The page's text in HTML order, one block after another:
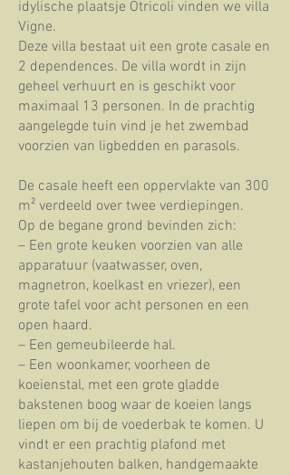
idylische plaatsje Otricoli vinden we villa
Vigne.
Deze villa bestaat uit een grote casale en
2 dependences. De villa wordt in zijn
geheel verhuurt en is geschikt voor
maximaal 13 personen. In de prachtig
aangelegde tuin vind je het zwembad
voorzien van ligbedden en parasols.
De casale heeft een oppervlakte van 300
m² verdeeld over twee verdiepingen.
Op de begane grond bevinden zich:
– Een grote keuken voorzien van alle
apparatuur (vaatwasser, oven,
magnetron, koelkast en vriezer), een
grote tafel voor acht personen en een
open haard.
– Een gemeubileerde hal.
– Een woonkamer, voorheen de
koeienstal, met een grote gladde
bakstenen boog waar de koeien langs
liepen om bij de voederbak te komen. U
vindt er een prachtig plafond met
kastanjehouten balken, handgemaakte